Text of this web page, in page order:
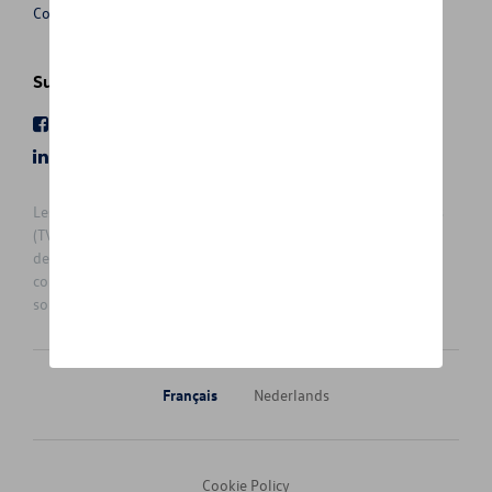
Conditions de vente
Suivez nous
Les prix affichés sur le présent site sont des prix recommandés
(TVAc), hors éventuels frais de montage. Pour connaitre le prix
de vente actuel et les éventuels frais de montage, veuillez
contacter votre concessionnaire/agent. Les prix recommandés
sont sujets à des changements sans préavis.
Cookie Policy
Français Nederlands